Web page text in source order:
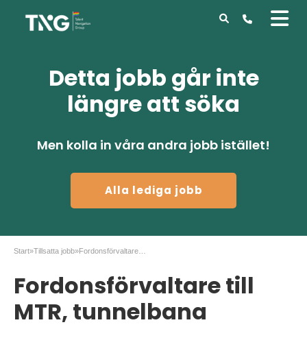
Detta jobb går inte
längre att söka
Men kolla in våra andra jobb istället!
Alla lediga jobb
Start»Tillsatta jobb»
Fordonsförvaltare till
MTR, tunnelbana